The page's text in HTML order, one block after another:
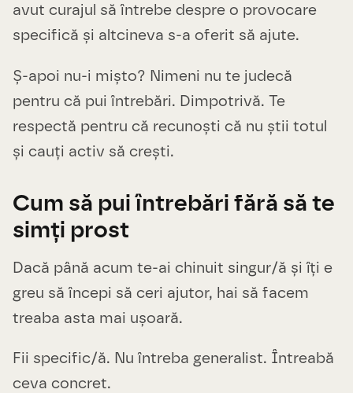
avut curajul să întrebe despre o provocare
specifică și altcineva s-a oferit să ajute.
Ș-apoi nu-i mișto? Nimeni nu te judecă
pentru că pui întrebări. Dimpotrivă. Te
respectă pentru că recunoști că nu știi totul
și cauți activ să crești.
Cum să pui întrebări fără să te
simți prost
Dacă până acum te-ai chinuit singur/ă și îți e
greu să începi să ceri ajutor, hai să facem
treaba asta mai ușoară.
Fii specific/ă. Nu întreba generalist. Întreabă
ceva concret.